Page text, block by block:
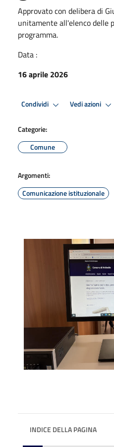
Approvato con delibera di
unitamente all'elenco delle
programma.
Data :
16 aprile 2026
Condividi Vedi azioni
Categorie:
Comune
Argomenti:
Comunicazione istituzionale
INDICE DELLA PAGINA